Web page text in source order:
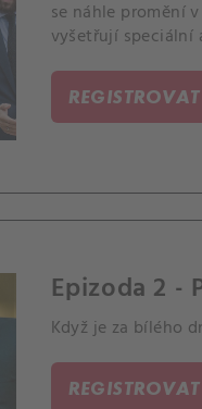
se náhle promění
vyšetřují speciální
REGISTROVAT
Epizoda 2 -
Když je za bílého
REGISTROVAT